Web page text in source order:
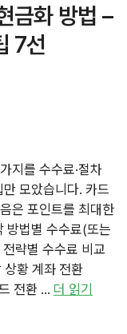
금화 방법 –
7선
지를 수수료·절차
모았습니다. 카드
은 포인트를 최대한
방법별 수수료(또는
략별 수수료 비교
상황 계좌 전환
전환 … 더 읽기